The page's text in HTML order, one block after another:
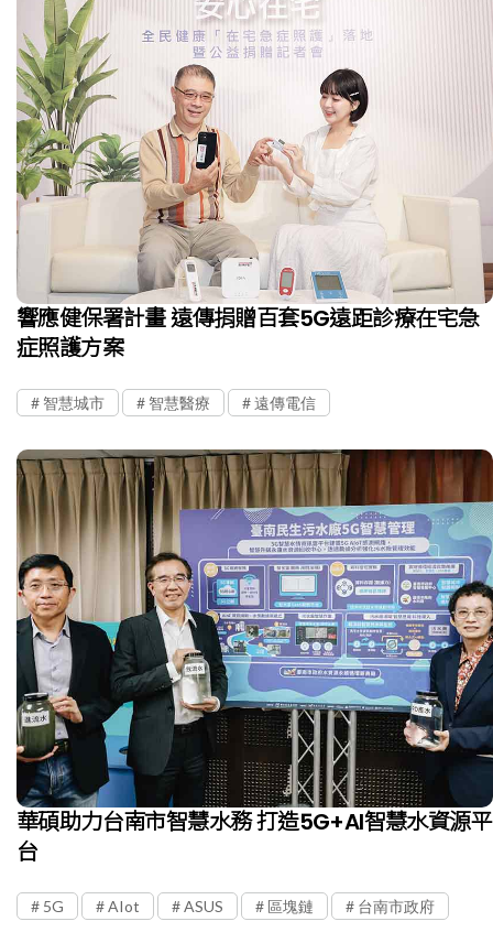
響應健保署計畫 遠傳捐贈百套5G遠距診療在宅急
症照護方案
智慧城市 智慧醫療 遠傳電信
華碩助力台南市智慧水務 打造5G+AI智慧水資源平
台
5G AIot ASUS 區塊鏈 台南市政府